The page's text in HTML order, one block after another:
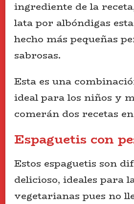
ingrediente de la
lata por albóndigas
hecho más pequeñas
sabrosas.
Esta es una
ideal para los niños y
comerán dos recetas
Espaguetis con
Estos espaguetis son
delicioso, ideales para
vegetarianas pues no